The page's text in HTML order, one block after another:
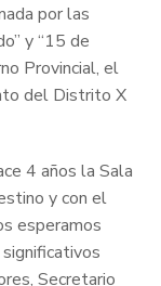
por las
y “15 de
Provincial, el
del Distrito X
4 años la Sala
y con el
esperamos
Secretario